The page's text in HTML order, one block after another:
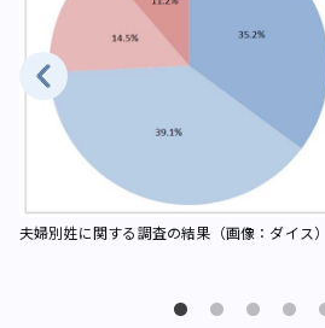
夫婦別姓に関する調査の結果（画像：ダイス）